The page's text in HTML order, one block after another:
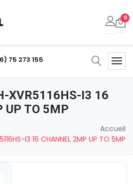
0
est vide.
0.000DT
Le Panier Commander
75 273 155
XVR5116HS-I3 16
UP TO 5MP
Accueil
I3 16 CHANNEL 2MP UP TO 5MP